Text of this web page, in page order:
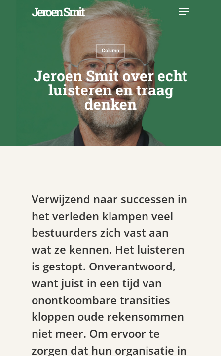
Jeroen Smit Menu
Column
Jeroen Smit over echt
luisteren en traag
denken
Verwijzend naar successen in
het verleden klampen veel
bestuurders zich vast aan
wat ze kennen. Het luisteren
is gestopt. Onverantwoord,
want juist in een tijd van
onontkoombare transities
kloppen oude rekensommen
niet meer. Om ervoor te
zorgen dat hun organisatie in